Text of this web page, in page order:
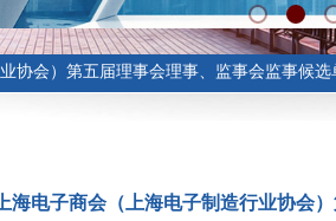
协会）第五届理事会理事、监事会监事候选
上海电子商会（上海电子制造行业协会